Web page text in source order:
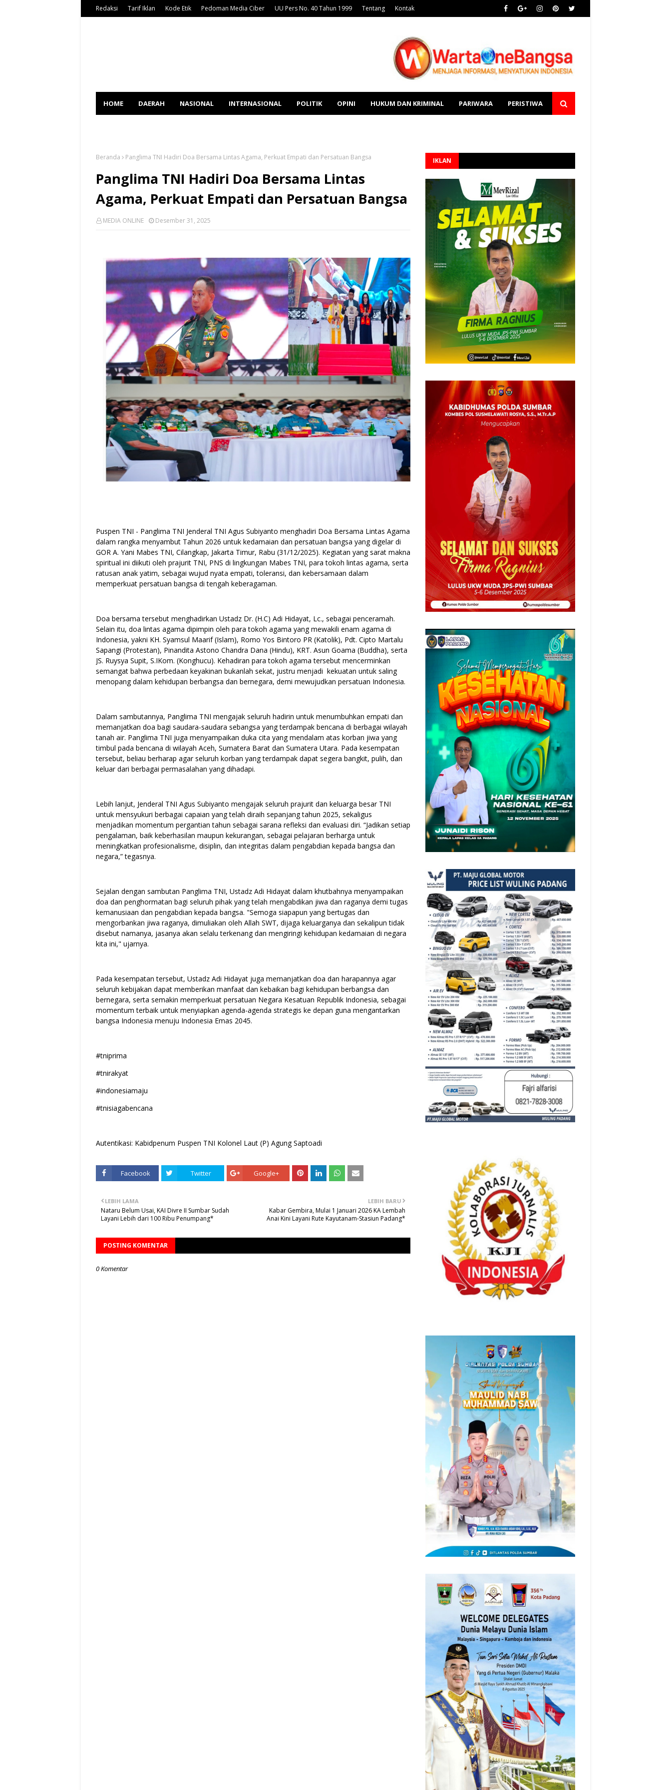
Redaksi Tarif Iklan Kode Etik Pedoman Media Ciber UU Pers No. 40 Tahun 1999 Tentang Kontak
HOME DAERAH NASIONAL INTERNASIONAL POLITIK OPINI HUKUM DAN KRIMINAL PARIWARA PERISTIWA
Beranda Panglima TNI Hadiri Doa Bersama Lintas Agama, Perkuat Empati dan Persatuan Bangsa
Panglima TNI Hadiri Doa Bersama Lintas
Agama, Perkuat Empati dan Persatuan Bangsa
MEDIA ONLINE Desember 31, 2025
Puspen TNI - Panglima TNI Jenderal TNI Agus Subiyanto menghadiri Doa Bersama Lintas Agama
dalam rangka menyambut Tahun 2026 untuk kedamaian dan persatuan bangsa yang digelar di
GOR A. Yani Mabes TNI, Cilangkap, Jakarta Timur, Rabu (31/12/2025). Kegiatan yang sarat makna
spiritual ini diikuti oleh prajurit TNI, PNS di lingkungan Mabes TNI, para tokoh lintas agama, serta
ratusan anak yatim, sebagai wujud nyata empati, toleransi, dan kebersamaan dalam
memperkuat persatuan bangsa di tengah keberagaman.
Doa bersama tersebut menghadirkan Ustadz Dr. (H.C) Adi Hidayat, Lc., sebagai penceramah.
Selain itu, doa lintas agama dipimpin oleh para tokoh agama yang mewakili enam agama di
Indonesia, yakni KH. Syamsul Maarif (Islam), Romo Yos Bintoro PR (Katolik), Pdt. Cipto Martalu
Sapangi (Protestan), Pinandita Astono Chandra Dana (Hindu), KRT. Asun Goama (Buddha), serta
JS. Ruysya Supit, S.IKom. (Konghucu). Kehadiran para tokoh agama tersebut mencerminkan
semangat bahwa perbedaan keyakinan bukanlah sekat, justru menjadi kekuatan untuk saling
menopang dalam kehidupan berbangsa dan bernegara, demi mewujudkan persatuan Indonesia.
Dalam sambutannya, Panglima TNI mengajak seluruh hadirin untuk menumbuhkan empati dan
memanjatkan doa bagi saudara-saudara sebangsa yang terdampak bencana di berbagai wilayah
tanah air. Panglima TNI juga menyampaikan duka cita yang mendalam atas korban jiwa yang
timbul pada bencana di wilayah Aceh, Sumatera Barat dan Sumatera Utara. Pada kesempatan
tersebut, beliau berharap agar seluruh korban yang terdampak dapat segera bangkit, pulih, dan
keluar dari berbagai permasalahan yang dihadapi.
Lebih lanjut, Jenderal TNI Agus Subiyanto mengajak seluruh prajurit dan keluarga besar TNI
untuk mensyukuri berbagai capaian yang telah diraih sepanjang tahun 2025, sekaligus
menjadikan momentum pergantian tahun sebagai sarana refleksi dan evaluasi diri. “Jadikan setiap
pengalaman, baik keberhasilan maupun kekurangan, sebagai pelajaran berharga untuk
meningkatkan profesionalisme, disiplin, dan integritas dalam pengabdian kepada bangsa dan
negara,” tegasnya.
Sejalan dengan sambutan Panglima TNI, Ustadz Adi Hidayat dalam khutbahnya menyampaikan
doa dan penghormatan bagi seluruh pihak yang telah mengabdikan jiwa dan raganya demi tugas
kemanusiaan dan pengabdian kepada bangsa. "Semoga siapapun yang bertugas dan
mengorbankan jiwa raganya, dimuliakan oleh Allah SWT, dijaga keluarganya dan sekalipun tidak
disebut namanya, jasanya akan selalu terkenang dan mengiringi kehidupan kedamaian di negara
kita ini," ujarnya.
Pada kesempatan tersebut, Ustadz Adi Hidayat juga memanjatkan doa dan harapannya agar
seluruh kebijakan dapat memberikan manfaat dan kebaikan bagi kehidupan berbangsa dan
bernegara, serta semakin memperkuat persatuan Negara Kesatuan Republik Indonesia, sebagai
momentum terbaik untuk menyiapkan agenda-agenda strategis ke depan guna mengantarkan
bangsa Indonesia menuju Indonesia Emas 2045.
#tniprima
#tnirakyat
#indonesiamaju
#tnisiagabencana
Autentikasi: Kabidpenum Puspen TNI Kolonel Laut (P) Agung Saptoadi
Facebook Twitter Google+
LEBIH BARU
Kabar Gembira, Mulai 1 Januari 2026 KA Lembah
Anai Kini Layani Rute Kayutanam-Stasiun Padang*
LEBIH LAMA
Nataru Belum Usai, KAI Divre II Sumbar Sudah
Layani Lebih dari 100 Ribu Penumpang*
POSTING KOMENTAR
0 Komentar
IKLAN